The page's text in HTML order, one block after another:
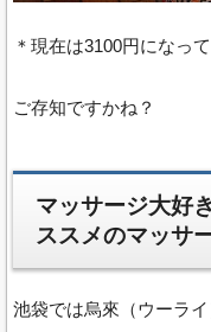
＊現在は3100円になって
ご存知ですかね？
マッサージ大好
ススメのマッサ
池袋では烏來（ウーラ